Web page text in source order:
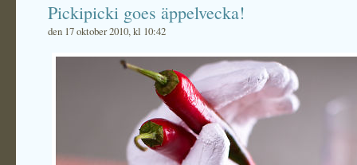
Pickipicki goes äppelvecka!
den 17 oktober 2010, kl 10:42